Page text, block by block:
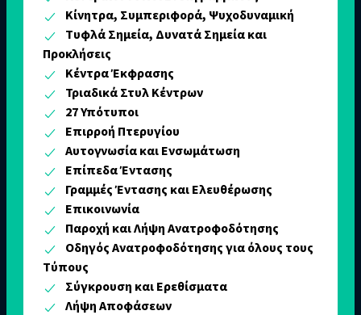
Κίνητρα, Συμπεριφορά, Ψυχοδυναμική
Τυφλά Σημεία, Δυνατά Σημεία και
Προκλήσεις
Κέντρα Έκφρασης
Τριαδικά Στυλ Κέντρων
27 Υπότυποι
Επιρροή Πτερυγίου
Αυτογνωσία και Ενσωμάτωση
Επίπεδα Έντασης
Γραμμές Έντασης και Ελευθέρωσης
Επικοινωνία
Παροχή και Λήψη Ανατροφοδότησης
Οδηγός Ανατροφοδότησης για όλους τους
Τύπους
Σύγκρουση και Ερεθίσματα
Λήψη Αποφάσεων